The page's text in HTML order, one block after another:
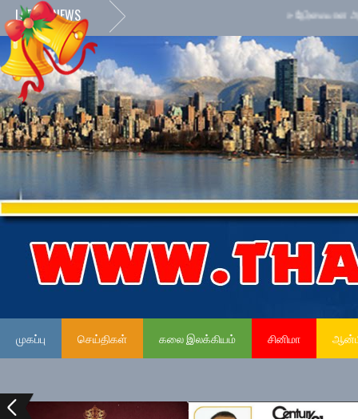
LATEST NEWS நேர்மையான அரச
முகப்பு செய்திகள் கலை இலக்கியம் சினிமா